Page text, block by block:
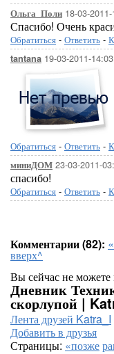
Ольга_Поли 18-03-
Спасибо! Очень
Обратиться - Ответить -
tantana 19-03-2011-14:03
Обратиться - Ответить -
миниДОМ 23-03-2011-
спасибо!
Обратиться - Ответить -
Комментарии (82):
вверх^
Вы сейчас не можете
Дневник
скорлупой |
Лента друзей Katra_I
Добавить в друзья
Страницы: «позже